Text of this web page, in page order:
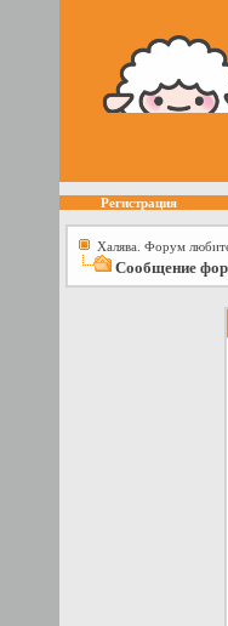
Регистрация
Халява. Форум
Сообщение